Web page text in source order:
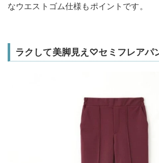
なウエストゴム仕様もポイントです。
ラクして美脚見え♡セミフレアパ